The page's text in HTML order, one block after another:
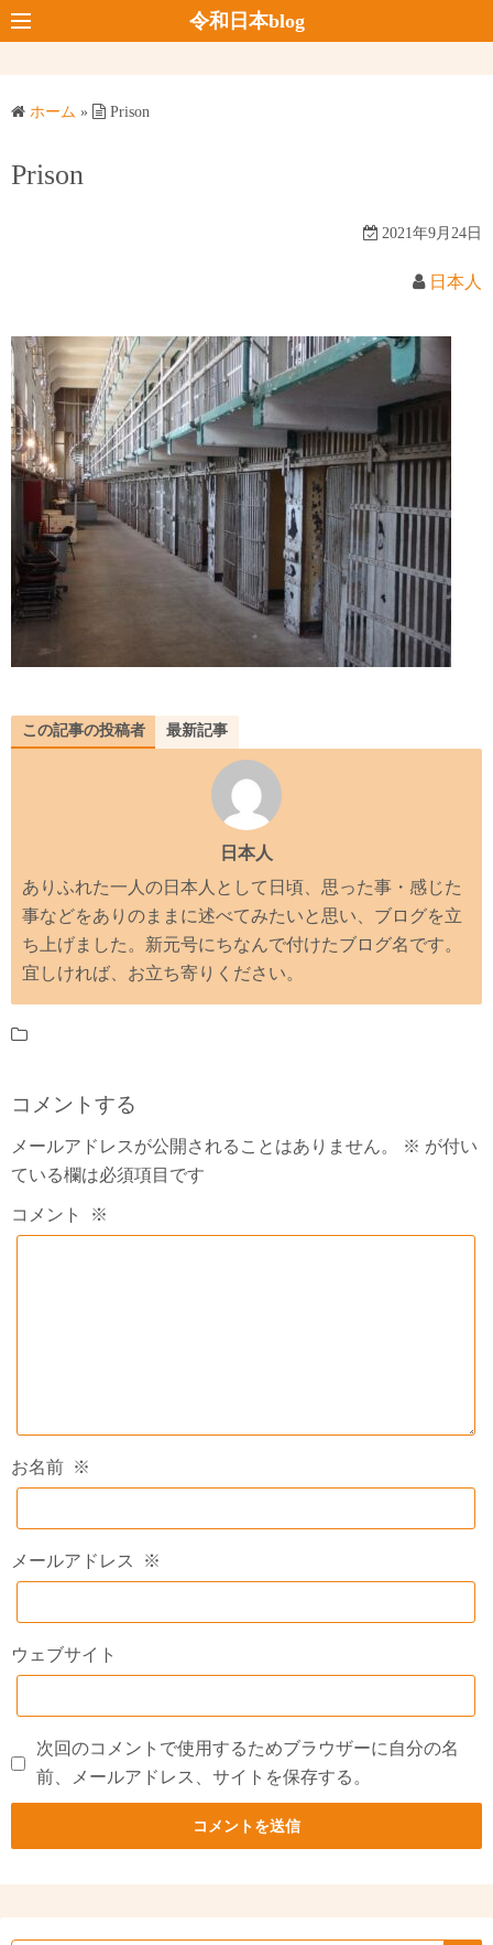
コ
ン
ス
令和日本blog
ホーム » Prison
Prison
2021年9月24日
日本人
この記事の投稿者 最新記事
日本人
ありふれた一人の日本人として日頃、思った事・感じた
事などをありのままに述べてみたいと思い、ブログを立
ち上げました。新元号にちなんで付けたブログ名です。
宜しければ、お立ち寄りください。
コメントする
メールアドレスが公開されることはありません。 ※ が付い
ている欄は必須項目です
コメント ※
お名前 ※
メールアドレス ※
ウェブサイト
次回のコメントで使用するためブラウザーに自分の名
前、メールアドレス、サイトを保存する。